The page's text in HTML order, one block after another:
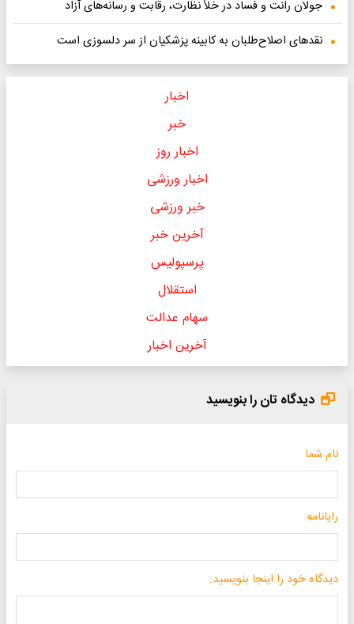
جولان رانت و فساد در خلأ نظارت، رقابت و رسانه‌های آزاد
نقدهای اصلاح‌طلبان به کابینه پزشکیان از سر دلسوزی است
اخبار
خبر
اخبار روز
اخبار ورزشی
خبر ورزشی
آخرین خبر
پرسپولیس
استقلال
سهام عدالت
آخرین اخبار
دیدگاه تان را بنویسید
نام شما
رایانامه
دیدگاه خود را اینجا بنویسید: